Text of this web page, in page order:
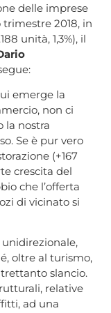
delle imprese
2018, in
unità, 1,3%), il
emerge la
non ci
la nostra
Se è pur vero
(+167
crescita del
che l’offerta
di vicinato si
oltre al turismo,
slancio.
relative
ad una